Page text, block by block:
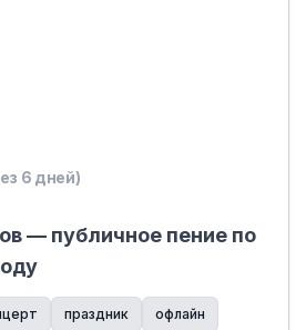
6 дней)
— публичное пение по
праздник офлайн